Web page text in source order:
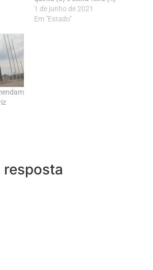
1 de junho de 2021
Em "Estado"
resposta